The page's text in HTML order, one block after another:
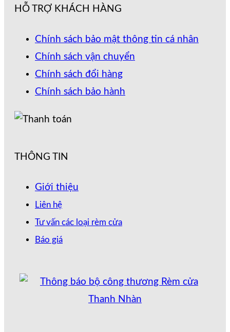
HỖ TRỢ KHÁCH HÀNG
Chính sách bảo mật thông tin cá nhân
Chính sách vận chuyển
Chính sách đổi hàng
Chính sách bảo hành
THÔNG TIN
Giới thiệu
Liên hệ
Tư vấn các loại rèm cửa
Báo giá